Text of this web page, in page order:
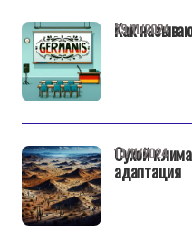
Как
29/11/2024
Сухой
адаптация
10/11/2024